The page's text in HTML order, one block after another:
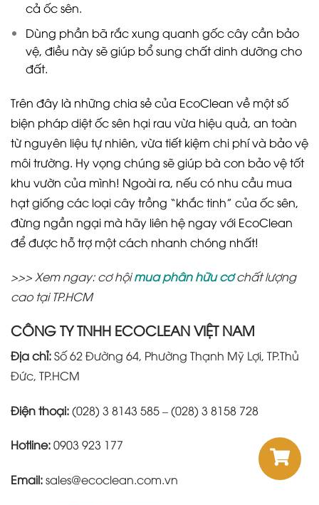
cả ốc sên.
Dùng phần bã rắc xung quanh gốc cây cần bảo
vệ, điều này sẽ giúp bổ sung chất dinh dưỡng cho
đất.
Trên đây là những chia sẻ của EcoClean về một số
biện pháp diệt ốc sên hại rau vừa hiệu quả, an toàn
từ nguyên liệu tự nhiên, vừa tiết kiệm chi phí và bảo vệ
môi trường. Hy vọng chúng sẽ giúp bà con bảo vệ tốt
khu vườn của mình! Ngoài ra, nếu có nhu cầu mua
hạt giống các loại cây trồng “khắc tinh” của ốc sên,
đừng ngần ngại mà hãy liên hệ ngay với EcoClean
để được hỗ trợ một cách nhanh chóng nhất!
>>> Xem ngay: cơ hộimua phân hữu cơchất lượng
cao tại TP.HCM
CÔNG TY TNHH ECOCLEAN VIỆT NAM
Địa chỉ:Số 62 Đường 64, Phường Thạnh Mỹ Lợi, TP.Thủ
Đức, TP.HCM
Điện thoại:(028) 3 8143 585 – (028) 3 8158 728
Hotline:0903 923 177
Email:sales@ecoclean.com.vn